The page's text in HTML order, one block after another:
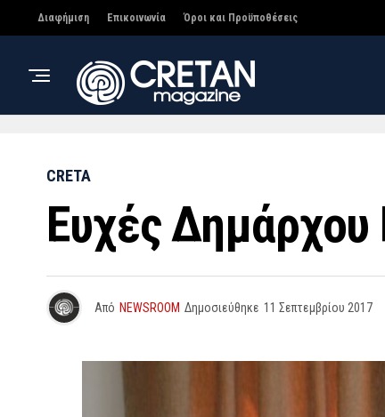
Διαφήμιση Επικοινωνία Όροι και Προϋποθέσεις
CRETA
Ευχές Δημάρχου
Από NEWSROOM Δημοσιεύθηκε 11 Σεπτεμβρίου 2017